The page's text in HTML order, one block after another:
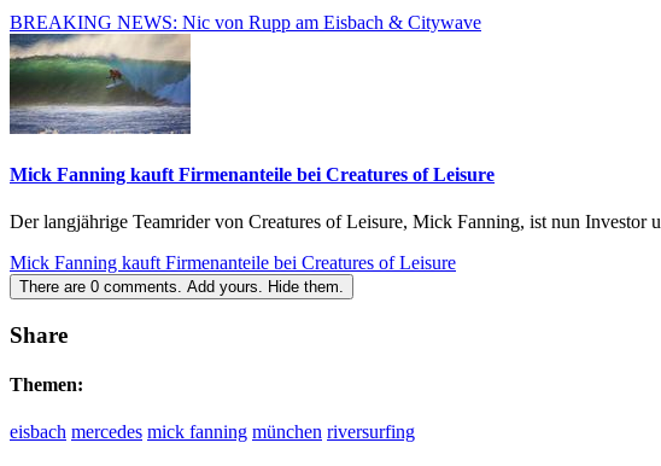
BREAKING NEWS: Nic von Rupp am Eisbach & Citywave
Mick Fanning kauft Firmenanteile bei Creatures of Leisure
Der langjährige Teamrider von Creatures of Leisure, Mick Fanning, ist nun Investor
Mick Fanning kauft Firmenanteile bei Creatures of Leisure
There are 0 comments. Add yours. Hide them.
Share
Themen:
eisbach mercedes mick fanning münchen riversurfing